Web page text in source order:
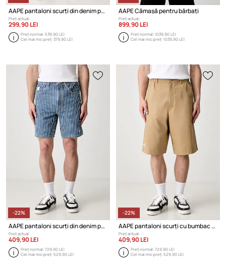
AAPE pantaloni scurți din denim pentru bărbați
Preț actual:
299,90 LEI
Preț normal:539,90 LEI
Cel mai mic preț:379,90 LEI
AAPE Cămașă pentru bărbați
Preț actual:
899,90 LEI
Preț normal:1039,90 LEI
Cel mai mic preț:1039,90 LEI
-22%
AAPE pantaloni scurți din denim pentru bărbați
Preț actual:
409,90 LEI
Preț normal:729,90 LEI
Cel mai mic preț:529,90 LEI
-22%
AAPE pantaloni scurți cu bumbac pentru bărbați
Preț actual:
409,90 LEI
Preț normal:729,90 LEI
Cel mai mic preț:529,90 LEI